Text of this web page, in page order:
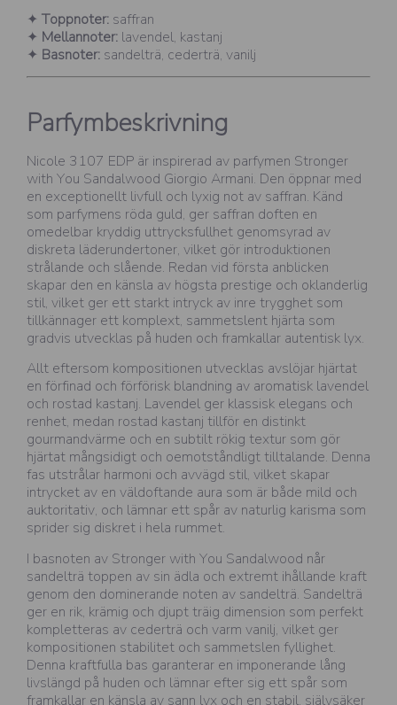
✦ Toppnoter: saffran
✦ Mellannoter: lavendel, kastanj
✦ Basnoter: sandelträ, cederträ, vanilj
Parfymbeskrivning
Nicole 3107 EDP är inspirerad av parfymen Stronger
with You Sandalwood Giorgio Armani. Den öppnar med
en exceptionellt livfull och lyxig not av saffran. Känd
som parfymens röda guld, ger saffran doften en
omedelbar kryddig uttrycksfullhet genomsyrad av
diskreta läderundertoner, vilket gör introduktionen
strålande och slående. Redan vid första anblicken
skapar den en känsla av högsta prestige och oklanderlig
stil, vilket ger ett starkt intryck av inre trygghet som
tillkännager ett komplext, sammetslent hjärta som
gradvis utvecklas på huden och framkallar autentisk lyx.
Allt eftersom kompositionen utvecklas avslöjar hjärtat
en förfinad och förförisk blandning av aromatisk lavendel
och rostad kastanj. Lavendel ger klassisk elegans och
renhet, medan rostad kastanj tillför en distinkt
gourmandvärme och en subtilt rökig textur som gör
hjärtat mångsidigt och oemotståndligt tilltalande. Denna
fas utstrålar harmoni och avvägd stil, vilket skapar
intrycket av en väldoftande aura som är både mild och
auktoritativ, och lämnar ett spår av naturlig karisma som
sprider sig diskret i hela rummet.
I basnoten av Stronger with You Sandalwood når
sandelträ toppen av sin ädla och extremt ihållande kraft
genom den dominerande noten av sandelträ. Sandelträ
ger en rik, krämig och djupt träig dimension som perfekt
kompletteras av cederträ och varm vanilj, vilket ger
kompositionen stabilitet och sammetslen fyllighet.
Denna kraftfulla bas garanterar en imponerande lång
livslängd på huden och lämnar efter sig ett spår som
framkallar en känsla av sann lyx och en stabil, självsäker